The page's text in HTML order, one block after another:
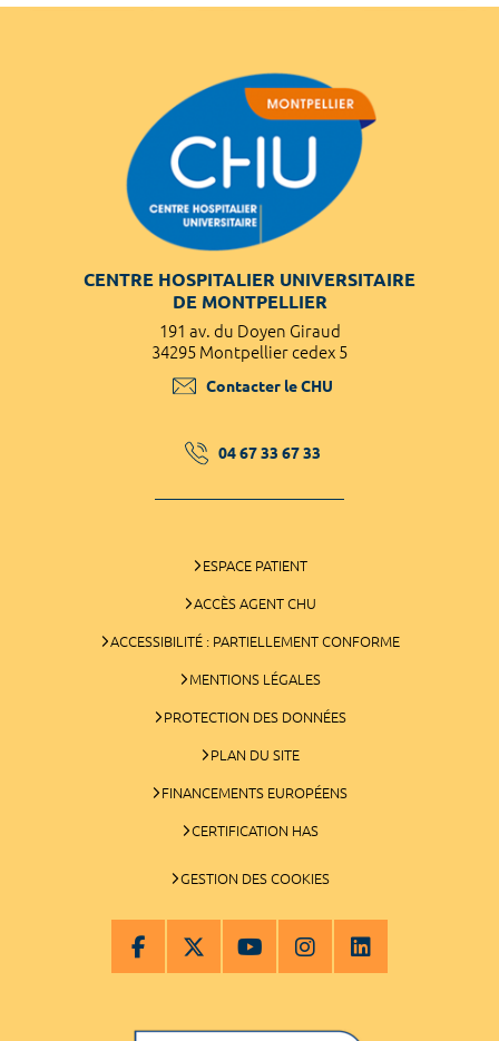
CENTRE HOSPITALIER UNIVERSITAIRE
DE MONTPELLIER
191 av. du Doyen Giraud
34295 Montpellier cedex 5
Contacter le CHU
04 67 33 67 33
ESPACE PATIENT
ACCÈS AGENT CHU
ACCESSIBILITÉ : PARTIELLEMENT CONFORME
MENTIONS LÉGALES
PROTECTION DES DONNÉES
PLAN DU SITE
FINANCEMENTS EUROPÉENS
CERTIFICATION HAS
GESTION DES COOKIES